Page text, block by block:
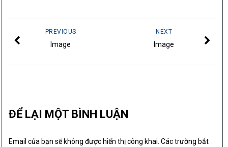
NEXT
Image
PREVIOUS
Image
ĐỂ LẠI MỘT BÌNH LUẬN
Email của bạn sẽ không được hiển thị công khai. Các trường bắt